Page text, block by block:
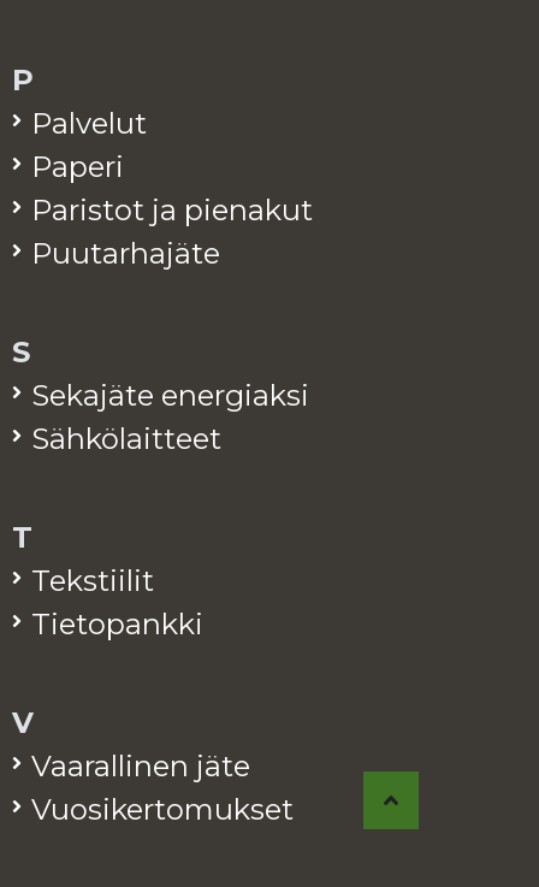
P
Pal­ve­lut
Pa­pe­ri
Pa­ris­tot ja pie­na­kut
Puu­tar­ha­jä­te
S
Se­ka­jä­te ener­giak­si
Säh­kö­lait­teet
T
Teks­tii­lit
Tie­to­pank­ki
V
Vaa­ral­li­nen jäte
Vuo­si­ker­to­muk­set